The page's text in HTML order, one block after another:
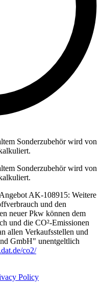
Sonderzubehör wird von
Sonderzubehör wird von
AK-108915: Weitere
und den
neuer Pkw können dem
und die CO²-Emissionen
allen Verkaufsstellen und
GmbH" unentgeltlich
co2/
Policy